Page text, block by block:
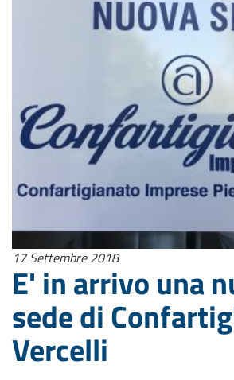
17 Settembre 2018
E' in arrivo una
sede di
Vercelli